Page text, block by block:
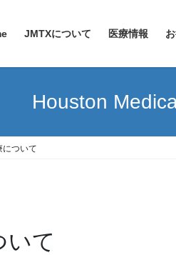
JMTXについて 医療情報
Houston
について
いて